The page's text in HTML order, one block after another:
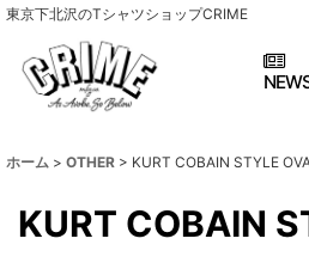
東京下北沢のTシャツショップCRIME
ホーム > OTHER > KURT COBAIN STYLE
KURT COBAIN